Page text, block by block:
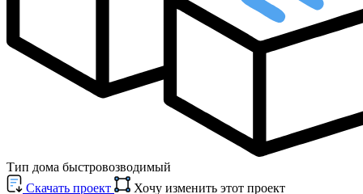
Тип дома быстровозводимый
Cкачать проект
Хочу изменить этот проект